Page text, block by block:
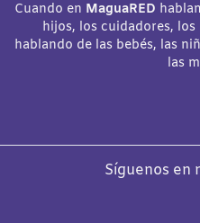
Cuando en MaguaRED
hijos, los cuidadores, los
hablando de las bebés, las
las
Síguenos en